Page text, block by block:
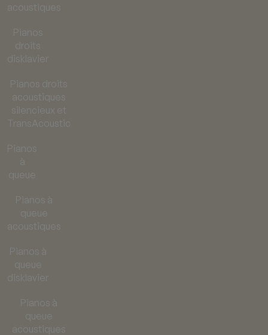
acoustiques
Pianos
droits
disklavier
Pianos droits
acoustiques
silencieux et
TransAcoustic
Pianos
à
queue
Pianos à
queue
acoustiques
Pianos à
queue
disklavier
Pianos à
queue
acoustiques